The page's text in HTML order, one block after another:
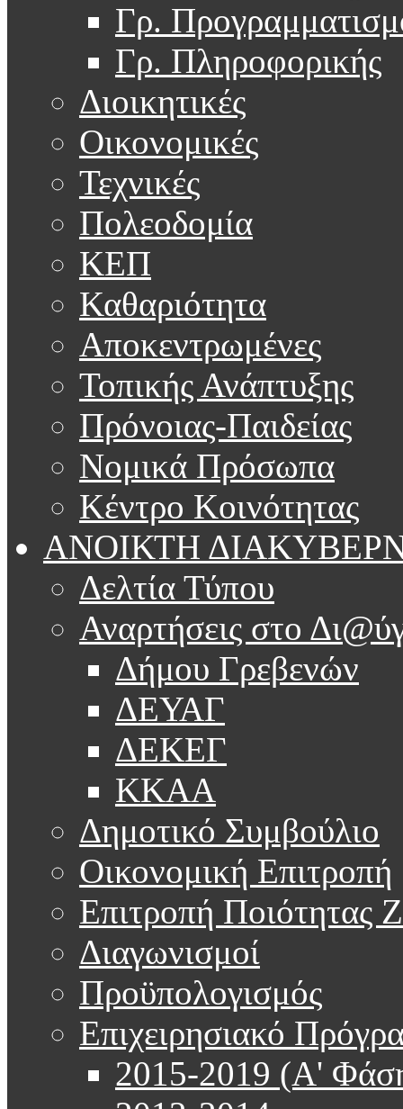
Γρ.
Γρ. Πληροφορικής
Διοικητικές
Οικονομικές
Τεχνικές
Πολεοδομία
ΚΕΠ
Καθαριότητα
Αποκεντρωμένες
Τοπικής Ανάπτυξης
Πρόνοιας-Παιδείας
Νομικά Πρόσωπα
Κέντρο Κοινότητας
ΑΝΟΙΚΤΗ
Δελτία Τύπου
Αναρτήσεις στο
Δήμου Γρεβενών
ΔΕΥΑΓ
ΔΕΚΕΓ
ΚΚΑΑ
Δημοτικό Συμβούλιο
Οικονομική Επιτροπή
Επιτροπή Ποιότητας
Διαγωνισμοί
Προϋπολογισμός
Επιχειρησιακό
2015-2019 (Α'